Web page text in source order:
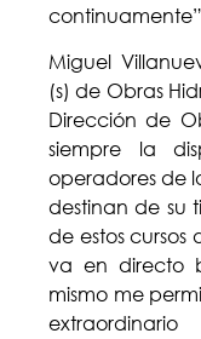
Miguel
(s) de Obras
Dirección de
siempre la
operadores de
destinan de su
de estos
va en directo
mismo me